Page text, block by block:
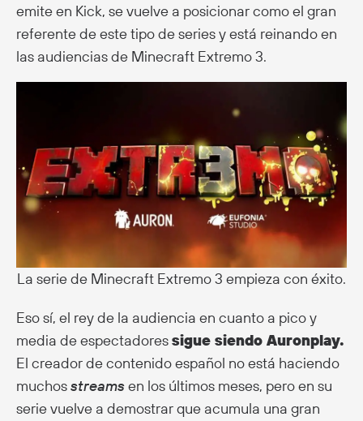
emite en Kick, se vuelve a posicionar como el gran
referente de este tipo de series y está reinando en
las audiencias de Minecraft Extremo 3.
La serie de Minecraft Extremo 3 empieza con éxito.
Eso sí, el rey de la audiencia en cuanto a pico y
media de espectadoressigue siendo Auronplay.
El creador de contenido español no está haciendo
muchosstreamsen los últimos meses, pero en su
serie vuelve a demostrar que acumula una gran